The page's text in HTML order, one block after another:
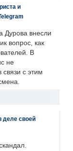
и
Дурова внесли
вопрос, как
В
не
связи с этим
деле своей